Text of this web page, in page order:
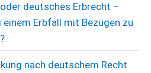
deutsches Erbrecht –
Erbfall mit Bezügen zu
nach deutschem Recht